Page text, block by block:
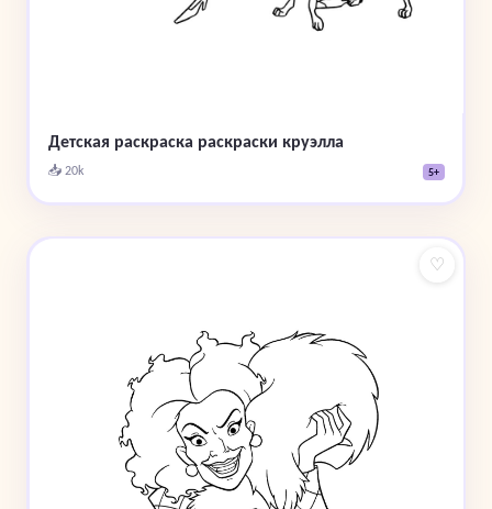
Детская раскраска раскраски круэлла
📥 20k 5+
♡